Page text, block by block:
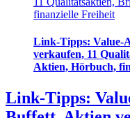
finanzielle Freiheit
Link-Tipps: Value-
verkaufen, 11
Aktien, Hörbuch,
Link-Tipps: